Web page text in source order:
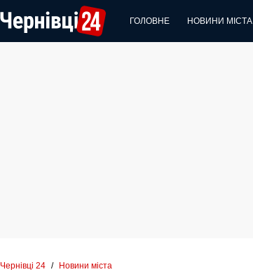
до
вмісту
ГОЛОВНЕ НОВИНИ МІСТА
Чернівці 24 / Новини міста